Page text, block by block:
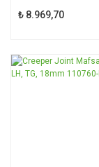
₺ 8.969,70